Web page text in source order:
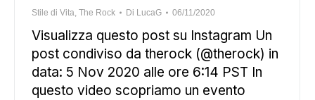
Stile di Vita, The Rock Di LucaG 06/11/2020
Visualizza questo post su Instagram Un
post condiviso da therock (@therock) in
data: 5 Nov 2020 alle ore 6:14 PST In
questo video scopriamo un evento